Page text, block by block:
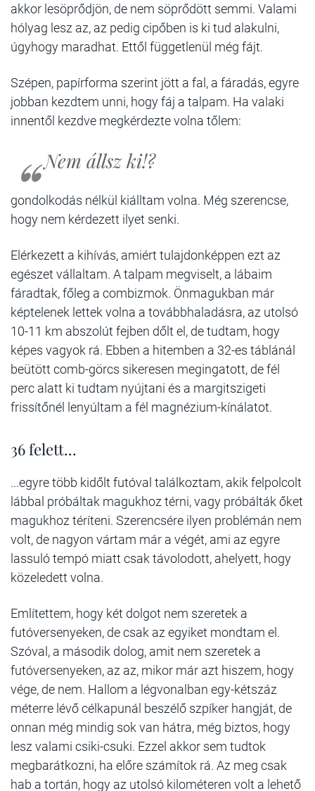
akkor lesöprődjön, de nem söprődött semmi. Valami
hólyag lesz az, az pedig cipőben is ki tud alakulni,
úgyhogy maradhat. Ettől függetlenül még fájt.
Szépen, papírforma szerint jött a fal, a fáradás, egyre
jobban kezdtem unni, hogy fáj a talpam. Ha valaki
innentől kezdve megkérdezte volna tőlem:
Nem állsz ki!?
gondolkodás nélkül kiálltam volna. Még szerencse,
hogy nem kérdezett ilyet senki.
Elérkezett a kihívás, amiért tulajdonképpen ezt az
egészet vállaltam. A talpam megviselt, a lábaim
fáradtak, főleg a combizmok. Önmagukban már
képtelenek lettek volna a továbbhaladásra, az utolsó
10-11 km abszolút fejben dőlt el, de tudtam, hogy
képes vagyok rá. Ebben a hitemben a 32-es táblánál
beütött comb-görcs sikeresen megingatott, de fél
perc alatt ki tudtam nyújtani és a margitszigeti
frissítőnél lenyúltam a fél magnézium-kínálatot.
36 felett...
...egyre több kidőlt futóval találkoztam, akik felpolcolt
lábbal próbáltak magukhoz térni, vagy próbálták őket
magukhoz téríteni. Szerencsére ilyen problémán nem
volt, de nagyon vártam már a végét, ami az egyre
lassuló tempó miatt csak távolodott, ahelyett, hogy
közeledett volna.
Említettem, hogy két dolgot nem szeretek a
futóversenyeken, de csak az egyiket mondtam el.
Szóval, a második dolog, amit nem szeretek a
futóversenyeken, az az, mikor már azt hiszem, hogy
vége, de nem. Hallom a légvonalban egy-kétszáz
méterre lévő célkapunál beszélő szpíker hangját, de
onnan még mindig sok van hátra, még biztos, hogy
lesz valami csiki-csuki. Ezzel akkor sem tudtok
megbarátkozni, ha előre számítok rá. Az meg csak
hab a tortán, hogy az utolsó kilométeren volt a lehető